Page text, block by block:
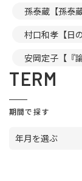
孫泰蔵【孫泰
村口和孝【日
安岡定子【『
TERM
期間で探す
年月を選ぶ